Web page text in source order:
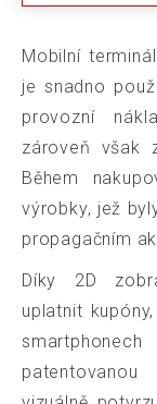
Mobilní terminál
je snadno
provozní
zároveň však
Během
výrobky, jež
propagačním
Díky 2D
uplatnit